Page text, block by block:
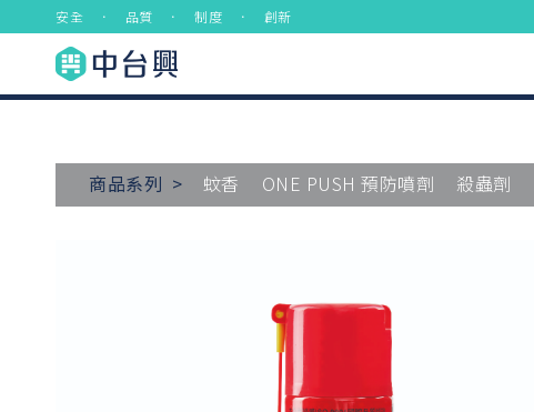
安全 ． 品質 ． 制度 ． 創新
商品系列 > 蚊香 ONE PUSH 預防噴劑 殺蟲劑